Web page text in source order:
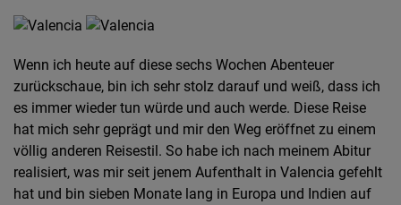
Wenn ich heute auf diese sechs Wochen Abenteuer
zurückschaue, bin ich sehr stolz darauf und weiß, dass ich
es immer wieder tun würde und auch werde. Diese Reise
hat mich sehr geprägt und mir den Weg eröffnet zu einem
völlig anderen Reisestil. So habe ich nach meinem Abitur
realisiert, was mir seit jenem Aufenthalt in Valencia gefehlt
hat und bin sieben Monate lang in Europa und Indien auf